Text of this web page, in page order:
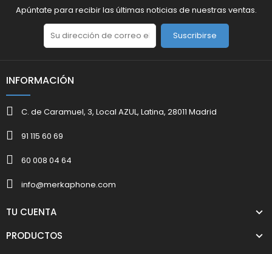
Apúntate para recibir las últimas noticias de nuestras ventas.
Suscribirse
INFORMACIÓN
C. de Caramuel, 3, Local AZUL, Latina, 28011 Madrid
91 115 60 69
60 008 04 64
info@merkaphone.com
TU CUENTA
PRODUCTOS